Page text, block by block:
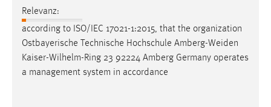
Relevanz:
according to ISO/IEC 17021-1:2015, that the organization
Ostbayerische Technische Hochschule Amberg-Weiden
Kaiser-Wilhelm-Ring 23 92224 Amberg Germany operates
a management system in accordance